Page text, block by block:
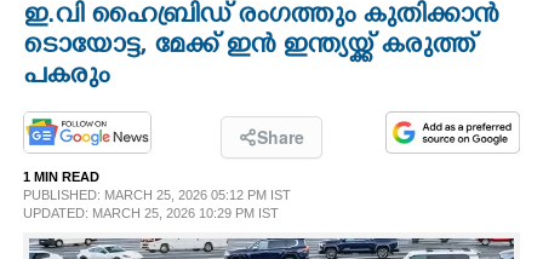
OPINION
PHOTOS
LIFESTYLE
ഇ.വി ഹൈബ്രിഡ് രംഗത്തും കുതിക്കാൻ
ടൊയോട്ട, മേക്ക് ഇൻ ഇന്ത്യയ്ക്ക് കരുത്ത്
പകരും
Share
1 MIN READ
PUBLISHED: MARCH 25, 2026 05:12 PM IST
UPDATED: MARCH 25, 2026 10:29 PM IST